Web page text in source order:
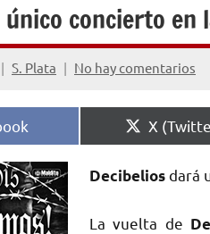
único concierto en
S. Plata No hay comentarios
en
X
Decibeliosdará
La vuelta de